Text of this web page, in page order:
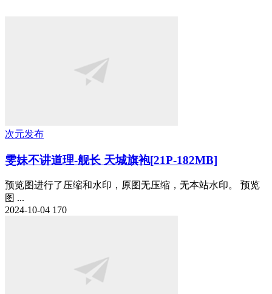
次元发布
雯妹不讲道理-舰长 天城旗袍[21P-182MB]
预览图进行了压缩和水印，原图无压缩，无本站水印。 预览
图 ...
2024-10-04 170